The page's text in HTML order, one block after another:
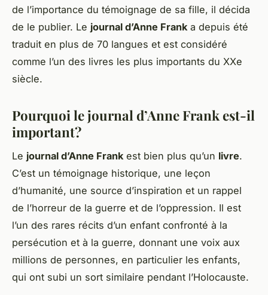
de l’importance du témoignage de sa fille, il décida
de le publier. Le journal d’Anne Frank a depuis été
traduit en plus de 70 langues et est considéré
comme l’un des livres les plus importants du XXe
siècle.
Pourquoi le journal d’Anne Frank est-il
important?
Le journal d’Anne Frankest bien plus qu’un livre.
C’est un témoignage historique, une leçon
d’humanité, une source d’inspiration et un rappel
de l’horreur de la guerre et de l’oppression. Il est
l’un des rares récits d’un enfant confronté à la
persécution et à la guerre, donnant une voix aux
millions de personnes, en particulier les enfants,
qui ont subi un sort similaire pendant l’Holocauste.